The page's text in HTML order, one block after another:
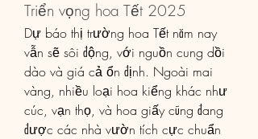
Triển vọng hoa Tết 2025
Dự báo thị trường hoa Tết năm nay
vẫn sẽ sôi động, với nguồn cung dồi
dào và giá cả ổn định. Ngoài mai
vàng, nhiều loại hoa kiểng khác như
cúc, vạn thọ, và hoa giấy cũng đang
được các nhà vườn tích cực chuẩn